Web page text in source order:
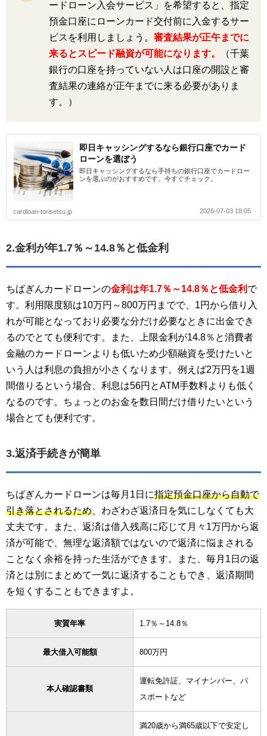
ードローン入会サービス」を希望すると、指定
預金口座にローンカード交付前に入金するサー
ビスを利用しましょう。 審査結果が正午までに
来るとスピード融資が可能になります。
（千葉
銀行の口座を持っていない人は口座の開設と審
査結果の連絡が正午までに来る必要がありま
す。）
即日キャッシングするなら銀行口座でカード
ローンを選ぼう
即日キャッシングするなら手持ちの銀行口座でカードロー
ンを選ぶのがおすすめです。今すぐチェック。
cardloan-torisetsu.jp 2026-07-03 18:05
2.金利が年1.7％～14.8％と低金利
ちばぎんカードローンの金利は年1.7％～14.8％と低金利 で
す。利用限度額は10万円～800万円までで、1円から借り入
れが可能となっており必要な分だけ必要なときに出金でき
るのでとても便利です。また、上限金利が14.8％と消費者
金融のカードローンよりも低いため少額融資を受けたいと
いう人は利息の負担が小さくなります。例えば2万円を1週
間借りるという場合、利息は56円とATM手数料よりも低く
なるのです。ちょっとのお金を数日間だけ借りたいという
場合とても便利です。
3.返済手続きが簡単
ちばぎんカードローンは毎月1日に指定預金口座から自動で
引き落とされるため 、わざわざ返済日を気にしなくても大
丈夫です。また、返済は借入残高に応じて月々1万円から返
済が可能で、無理な返済額ではないので返済に悩まされる
ことなく余裕を持った生活ができます。また、毎月1日の返
済とは別にまとめて一気に返済することもでき、返済期間
を短くすることもできますよ。
実質年率 1.7％～14.8％
最大借入可能額 800万円
本人確認書類
運転免許証、マイナンバー、パ
スポートなど
満20歳から満65歳以下で安定し